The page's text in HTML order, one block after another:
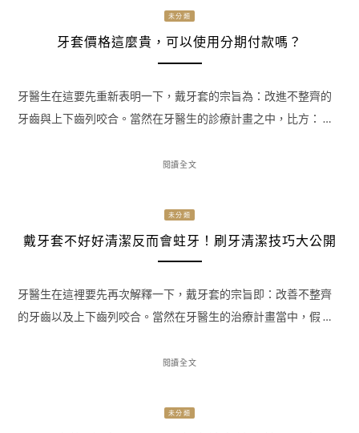
未分類
牙套價格這麼貴，可以使用分期付款嗎？
牙醫生在這要先重新表明一下，戴牙套的宗旨為：改進不整齊的
牙齒與上下齒列咬合。當然在牙醫生的診療計畫之中，比方： …
閱讀全文
未分類
戴牙套不好好清潔反而會蛀牙！刷牙清潔技巧大公開
牙醫生在這裡要先再次解釋一下，戴牙套的宗旨即：改善不整齊
的牙齒以及上下齒列咬合。當然在牙醫生的治療計畫當中，假 …
閱讀全文
未分類